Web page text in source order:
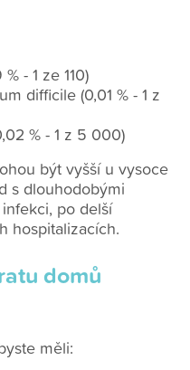
- 1 ze 110)
difficile (0,01 % - 1 z
% - 1 z 5 000)
být vyšší u vysoce
s dlouhodobými
po delší
hospitalizacích.
domů
měli: